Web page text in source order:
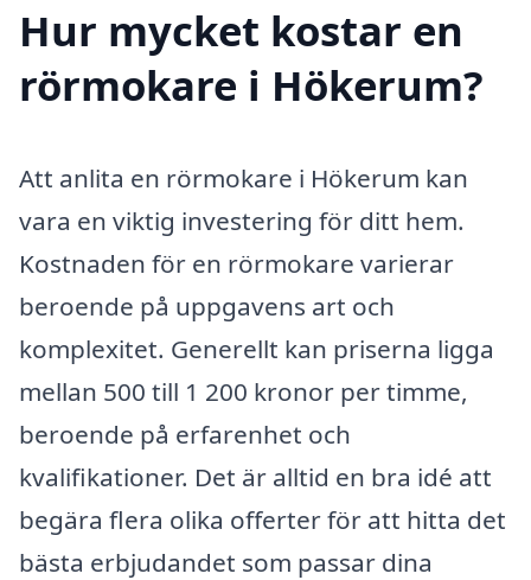
Hur mycket kostar en
rörmokare i Hökerum?
Att anlita en rörmokare i Hökerum kan
vara en viktig investering för ditt hem.
Kostnaden för en rörmokare varierar
beroende på uppgavens art och
komplexitet. Generellt kan priserna ligga
mellan 500 till 1 200 kronor per timme,
beroende på erfarenhet och
kvalifikationer. Det är alltid en bra idé att
begära flera olika offerter för att hitta det
bästa erbjudandet som passar dina